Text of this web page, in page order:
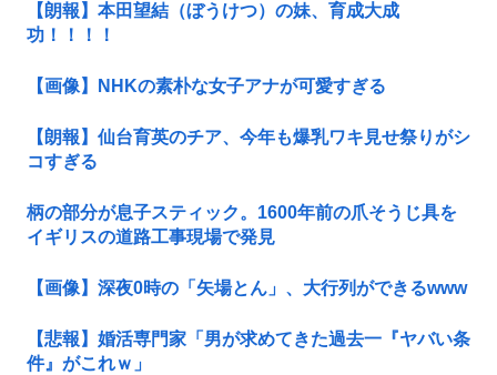
【朗報】本田望結（ぼうけつ）の妹、育成大成
功！！！！
【画像】NHKの素朴な女子アナが可愛すぎる
【朗報】仙台育英のチア、今年も爆乳ワキ見せ祭りがシ
コすぎる
柄の部分が息子スティック。1600年前の爪そうじ具を
イギリスの道路工事現場で発見
【画像】深夜0時の「矢場とん」、大行列ができるwww
【悲報】婚活専門家「男が求めてきた過去一『ヤバい条
件』がこれｗ」